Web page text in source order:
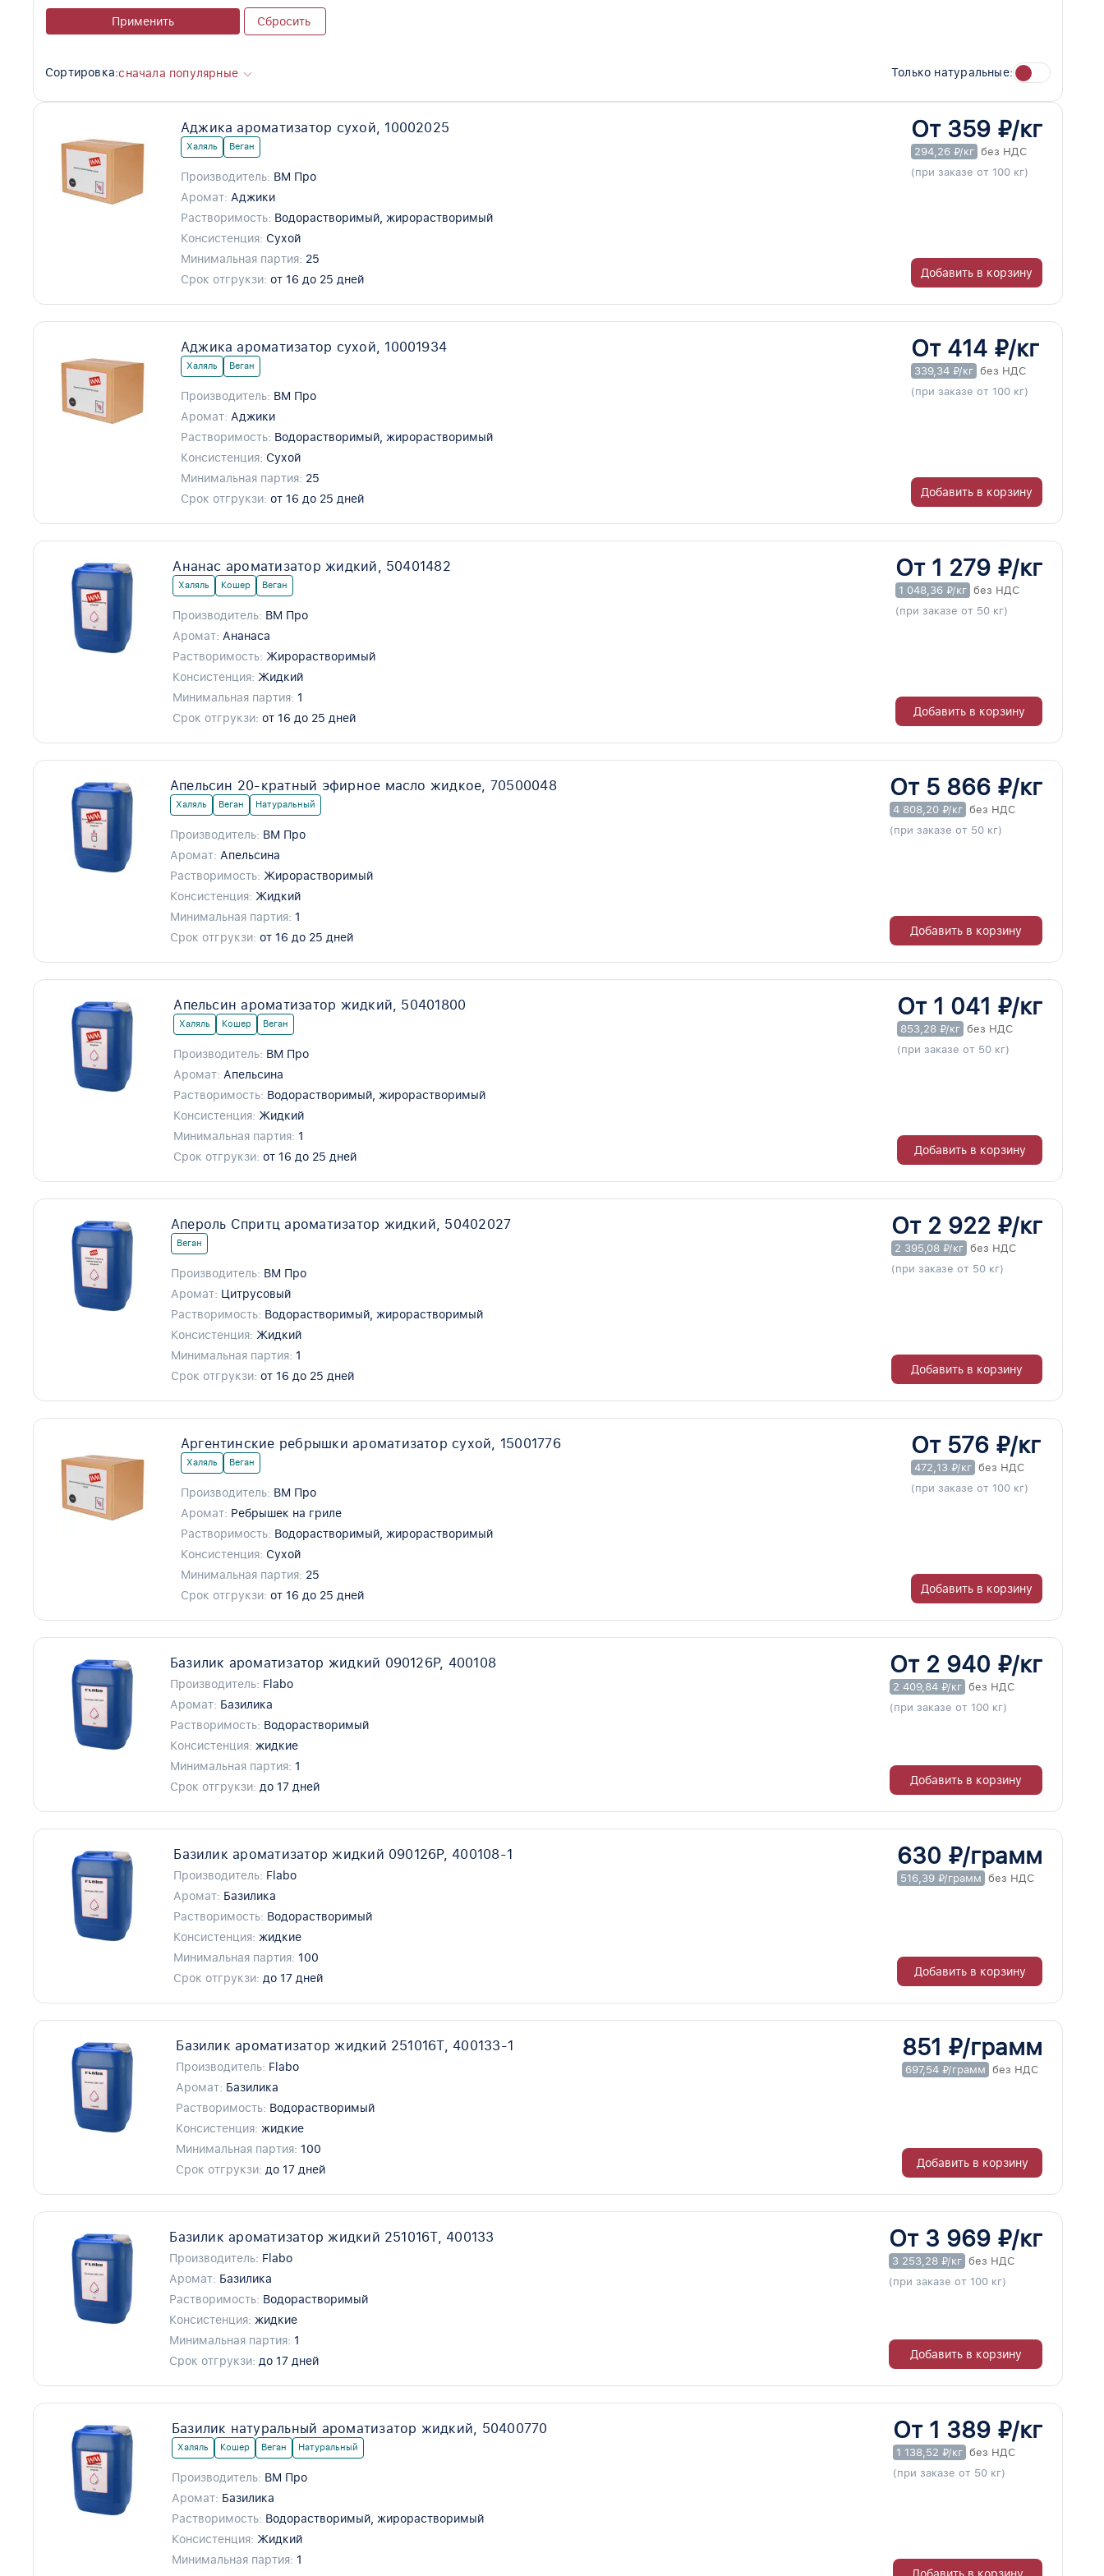
Применить Сбросить
Сортировка:сначала популярные Только натуральные:
Аджика ароматизатор сухой, 10002025
Халяль Веган
Производитель: ВМ Про
Аромат: Аджики
Растворимость: Водорастворимый, жирорастворимый
Консистенция: Сухой
Минимальная партия: 25
Срок отгрукзи: от 16 до 25 дней
От 359 ₽/кг
294,26 ₽/кг без НДС
(при заказе от 100 кг)
Добавить в корзину
Аджика ароматизатор сухой, 10001934
Халяль Веган
Производитель: ВМ Про
Аромат: Аджики
Растворимость: Водорастворимый, жирорастворимый
Консистенция: Сухой
Минимальная партия: 25
Срок отгрукзи: от 16 до 25 дней
От 414 ₽/кг
339,34 ₽/кг без НДС
(при заказе от 100 кг)
Добавить в корзину
Ананас ароматизатор жидкий, 50401482
Халяль Кошер Веган
Производитель: ВМ Про
Аромат: Ананаса
Растворимость: Жирорастворимый
Консистенция: Жидкий
Минимальная партия: 1
Срок отгрукзи: от 16 до 25 дней
От 1 279 ₽/кг
1 048,36 ₽/кг без НДС
(при заказе от 50 кг)
Добавить в корзину
Апельсин 20-кратный эфирное масло жидкое, 70500048
Халяль Веган Натуральный
Производитель: ВМ Про
Аромат: Апельсина
Растворимость: Жирорастворимый
Консистенция: Жидкий
Минимальная партия: 1
Срок отгрукзи: от 16 до 25 дней
От 5 866 ₽/кг
4 808,20 ₽/кг без НДС
(при заказе от 50 кг)
Добавить в корзину
Апельсин ароматизатор жидкий, 50401800
Халяль Кошер Веган
Производитель: ВМ Про
Аромат: Апельсина
Растворимость: Водорастворимый, жирорастворимый
Консистенция: Жидкий
Минимальная партия: 1
Срок отгрукзи: от 16 до 25 дней
От 1 041 ₽/кг
853,28 ₽/кг без НДС
(при заказе от 50 кг)
Добавить в корзину
Апероль Спритц ароматизатор жидкий, 50402027
Веган
Производитель: ВМ Про
Аромат: Цитрусовый
Растворимость: Водорастворимый, жирорастворимый
Консистенция: Жидкий
Минимальная партия: 1
Срок отгрукзи: от 16 до 25 дней
От 2 922 ₽/кг
2 395,08 ₽/кг без НДС
(при заказе от 50 кг)
Добавить в корзину
Аргентинские ребрышки ароматизатор сухой, 15001776
Халяль Веган
Производитель: ВМ Про
Аромат: Ребрышек на гриле
Растворимость: Водорастворимый, жирорастворимый
Консистенция: Сухой
Минимальная партия: 25
Срок отгрукзи: от 16 до 25 дней
От 576 ₽/кг
472,13 ₽/кг без НДС
(при заказе от 100 кг)
Добавить в корзину
Базилик ароматизатор жидкий 090126P, 400108
Производитель: Flabo
Аромат: Базилика
Растворимость: Водорастворимый
Консистенция: жидкие
Минимальная партия: 1
Срок отгрукзи: до 17 дней
От 2 940 ₽/кг
2 409,84 ₽/кг без НДС
(при заказе от 100 кг)
Добавить в корзину
Базилик ароматизатор жидкий 090126P, 400108-1
Производитель: Flabo
Аромат: Базилика
Растворимость: Водорастворимый
Консистенция: жидкие
Минимальная партия: 100
Срок отгрукзи: до 17 дней
630 ₽/грамм
516,39 ₽/грамм без НДС
Добавить в корзину
Базилик ароматизатор жидкий 251016T, 400133-1
Производитель: Flabo
Аромат: Базилика
Растворимость: Водорастворимый
Консистенция: жидкие
Минимальная партия: 100
Срок отгрукзи: до 17 дней
851 ₽/грамм
697,54 ₽/грамм без НДС
Добавить в корзину
Базилик ароматизатор жидкий 251016T, 400133
Производитель: Flabo
Аромат: Базилика
Растворимость: Водорастворимый
Консистенция: жидкие
Минимальная партия: 1
Срок отгрукзи: до 17 дней
От 3 969 ₽/кг
3 253,28 ₽/кг без НДС
(при заказе от 100 кг)
Добавить в корзину
Базилик натуральный ароматизатор жидкий, 50400770
Халяль Кошер Веган Натуральный
Производитель: ВМ Про
Аромат: Базилика
Растворимость: Водорастворимый, жирорастворимый
Консистенция: Жидкий
Минимальная партия: 1
От 1 389 ₽/кг
1 138,52 ₽/кг без НДС
(при заказе от 50 кг)